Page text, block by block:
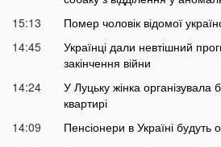
15:13
Помер чоловік відомої
14:45
Українці дали невтішний
закінчення війни
14:24
У Луцьку жінка організувала
квартирі
14:09
Пенсіонери в Україні будуть